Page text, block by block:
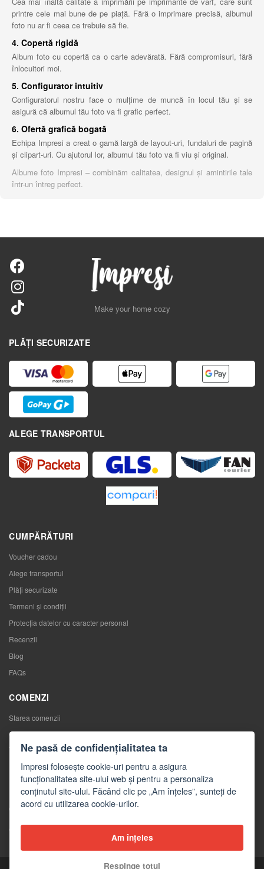
printre cele mai bune de pe piață. Fără o imprimare precisă, albumul
foto nu ar fi ceea ce trebuie să fie.
4. Copertă rigidă
Album foto cu copertă ca o carte adevărată. Fără compromisuri, fără
înlocuitori moi.
5. Configurator intuitiv
Configuratorul nostru face o mulțime de muncă în locul tău și se
asigură că albumul tău foto va fi grafic perfect.
6. Ofertă grafică bogată
Echipa Impresi a creat o gamă largă de layout-uri, fundaluri de pagină
și clipart-uri. Cu ajutorul lor, albumul tău foto va fi viu și original.
Albume foto Impresi – combinăm calitatea, designul și amintirile tale
într-un întreg perfect.
Make your home cozy
PLĂȚI SECURIZATE
ALEGE TRANSPORTUL
CUMPĂRĂTURI
Voucher cadou
Alege transportul
Plăți securizate
Termeni și condiții
Protecția datelor cu caracter personal
Recenzii
Blog
FAQs
COMENZI
Starea comenzii
Comenzile mele
Înlocuirea mărfurilor
Retragerea de la contractul de cumpărare
Reclamaţii
CONTACTE
Contacte
Ne pasă de confidențialitatea ta
Impresi folosește cookie-uri pentru a asigura
funcționalitatea site-ului web și pentru a personaliza
conținutul site-ului. Făcând clic pe „Am înțeles”, sunteți de
acord cu utilizarea cookie-urilor.
Am înțeles
Respinge totul